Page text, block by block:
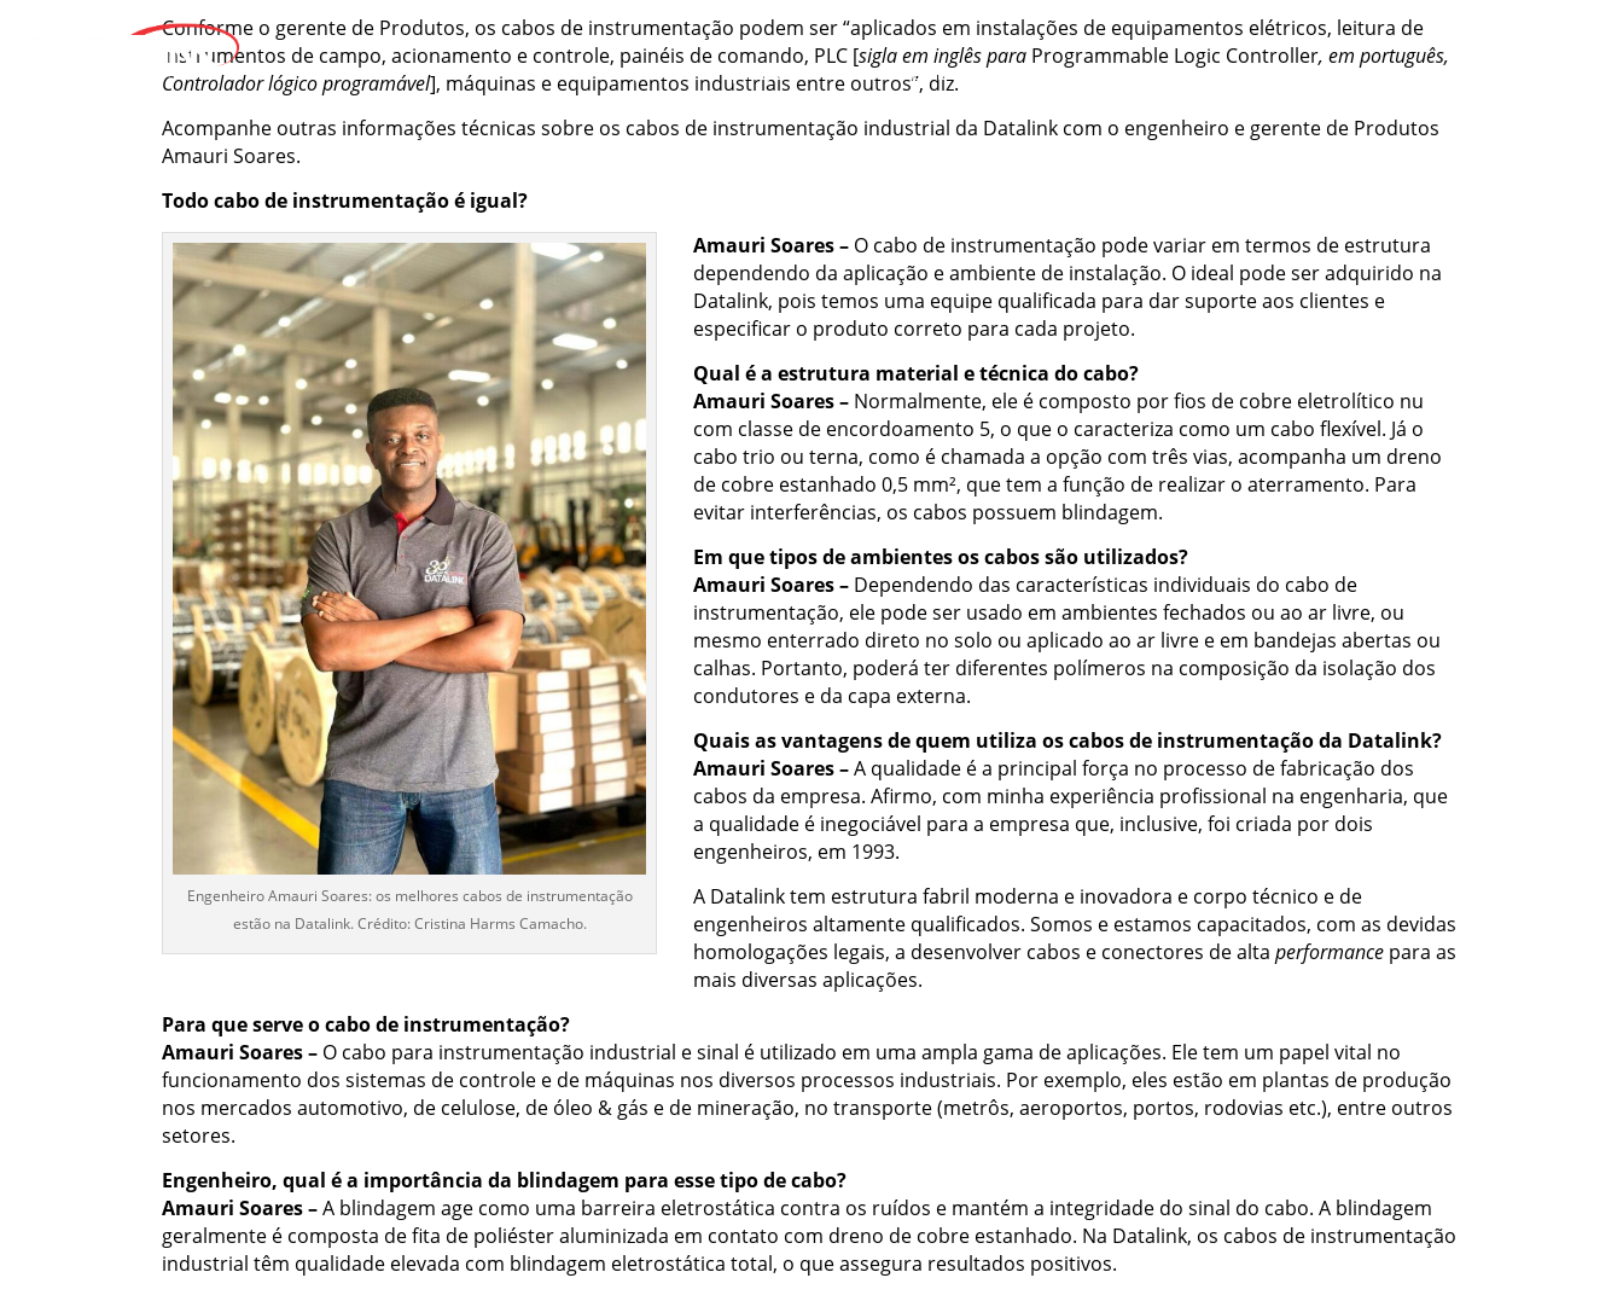
A Empresa Aplicações Cabos Especiais Calculadoras Informações Catálogo Digital
Imprensa
Conforme o gerente de Produtos, os cabos de instrumentação podem ser “aplicados em instalações de equipamentos elétricos, leitura de
instrumentos de campo, acionamento e controle, painéis de comando, PLC [sigla em inglês para Programmable Logic Controller, em português,
Controlador lógico programável], máquinas e equipamentos industriais entre outros”, diz.
Acompanhe outras informações técnicas sobre os cabos de instrumentação industrial da Datalink com o engenheiro e gerente de Produtos
Amauri Soares.
Todo cabo de instrumentação é igual?
Engenheiro Amauri Soares: os melhores cabos de instrumentação
estão na Datalink. Crédito: Cristina Harms Camacho.
Amauri Soares – O cabo de instrumentação pode variar em termos de estrutura
dependendo da aplicação e ambiente de instalação. O ideal pode ser adquirido na
Datalink, pois temos uma equipe qualificada para dar suporte aos clientes e
especificar o produto correto para cada projeto.
Qual é a estrutura material e técnica do cabo?
Amauri Soares – Normalmente, ele é composto por fios de cobre eletrolítico nu
com classe de encordoamento 5, o que o caracteriza como um cabo flexível. Já o
cabo trio ou terna, como é chamada a opção com três vias, acompanha um dreno
de cobre estanhado 0,5 mm², que tem a função de realizar o aterramento. Para
evitar interferências, os cabos possuem blindagem.
Em que tipos de ambientes os cabos são utilizados?
Amauri Soares – Dependendo das características individuais do cabo de
instrumentação, ele pode ser usado em ambientes fechados ou ao ar livre, ou
mesmo enterrado direto no solo ou aplicado ao ar livre e em bandejas abertas ou
calhas. Portanto, poderá ter diferentes polímeros na composição da isolação dos
condutores e da capa externa.
Quais as vantagens de quem utiliza os cabos de instrumentação da Datalink?
Amauri Soares –A qualidade é a principal força no processo de fabricação dos
cabos da empresa. Afirmo, com minha experiência profissional na engenharia, que
a qualidade é inegociável para a empresa que, inclusive, foi criada por dois
engenheiros, em 1993.
A Datalink tem estrutura fabril moderna e inovadora e corpo técnico e de
engenheiros altamente qualificados. Somos e estamos capacitados, com as devidas
homologações legais, a desenvolver cabos e conectores de altaperformance para as
mais diversas aplicações.
Para que serve o cabo de instrumentação?
Amauri Soares – O cabo para instrumentação industrial e sinal é utilizado em uma ampla gama de aplicações. Ele tem um papel vital no
funcionamento dos sistemas de controle e de máquinas nos diversos processos industriais. Por exemplo, eles estão em plantas de produção
nos mercados automotivo, de celulose, de óleo & gás e de mineração, no transporte (metrôs, aeroportos, portos, rodovias etc.), entre outros
setores.
Engenheiro, qual é a importância da blindagem para esse tipo de cabo?
Amauri Soares –A blindagem age como uma barreira eletrostática contra os ruídos e mantém a integridade do sinal do cabo. A blindagem
geralmente é composta de fita de poliéster aluminizada em contato com dreno de cobre estanhado. Na Datalink, os cabos de instrumentação
industrial têm qualidade elevada com blindagem eletrostática total, o que assegura resultados positivos.